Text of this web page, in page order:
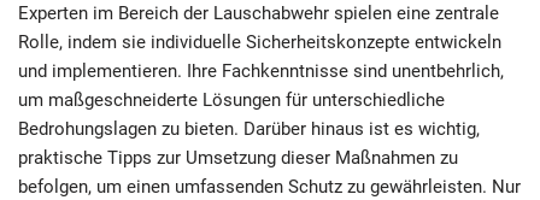
Experten im Bereich der Lauschabwehr spielen eine zentrale
Rolle, indem sie individuelle Sicherheitskonzepte entwickeln
und implementieren. Ihre Fachkenntnisse sind unentbehrlich,
um maßgeschneiderte Lösungen für unterschiedliche
Bedrohungslagen zu bieten. Darüber hinaus ist es wichtig,
praktische Tipps zur Umsetzung dieser Maßnahmen zu
befolgen, um einen umfassenden Schutz zu gewährleisten. Nur